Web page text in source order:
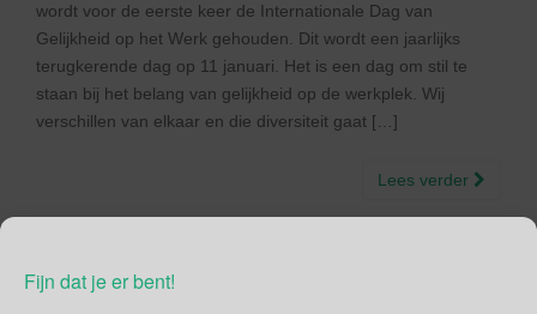
Fijn dat je er bent!
wordt voor de eerste keer de Internationale Dag van
Gelijkheid op het Werk gehouden. Dit wordt een jaarlijks
terugkerende dag op 11 januari. Het is een dag om stil te
staan bij het belang van gelijkheid op de werkplek. Wij
verschillen van elkaar en die diversiteit gaat […]
Lees verder